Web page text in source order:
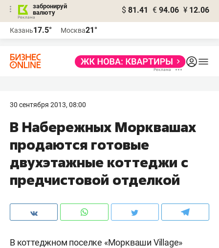
забронируй
валюту
$ 81.41 € 94.06 ¥ 12.06
Казань17.5° Москва21°
30 сентября 2013, 08:00
В Набережных Морквашах
продаются готовые
двухэтажные коттеджи с
предчистовой отделкой
В коттеджном поселке «Моркваши Village»